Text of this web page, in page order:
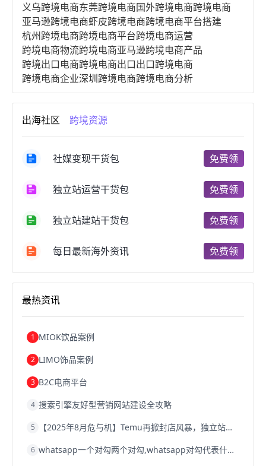
义乌跨境电商东莞跨境电商国外跨境电商跨境电商
亚马逊跨境电商虾皮跨境电商跨境电商平台搭建
杭州跨境电商跨境电商平台跨境电商运营
跨境电商物流跨境电商亚马逊跨境电商产品
跨境出口电商跨境电商出口出口跨境电商
跨境电商企业深圳跨境电商跨境电商分析
进口跨境电商跨境电商服务广州跨境电商
跨境电商市场跨境电商创业跨境电商注册
跨境电商开店跨境电商营销
跨境电商商品个人跨境电商跨境电商案例
郑州跨境电商跨境电商趋势
跨境电商费用美国跨境电商
天津跨境电商东南亚跨境电商
跨境电商b2b阿里巴巴跨境电商
跨境电商关税
跨境电商建站
浙江跨境电商宁波跨境电商跨境电商的模式
跨境电商优势跨境电商的优势
出海社区 跨境资源
社媒变现干货包 免费领
独立站运营干货包 免费领
独立站建站干货包 免费领
每日最新海外资讯 免费领
最热资讯
1 MIOK饮品案例
2 LIMO饰品案例
3 B2C电商平台
4 搜索引擎友好型营销网站建设全攻略
5 【2025年8月危与机】Temu再掀封店风暴，独立站才是跨境卖家的避险通道
6 whatsapp一个对勾两个对勾,whatsapp对勾代表什么意思